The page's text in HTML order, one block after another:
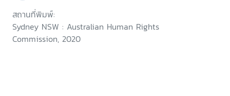
สถานที่พิมพ์:
Sydney NSW : Australian Human Rights
Commission, 2020